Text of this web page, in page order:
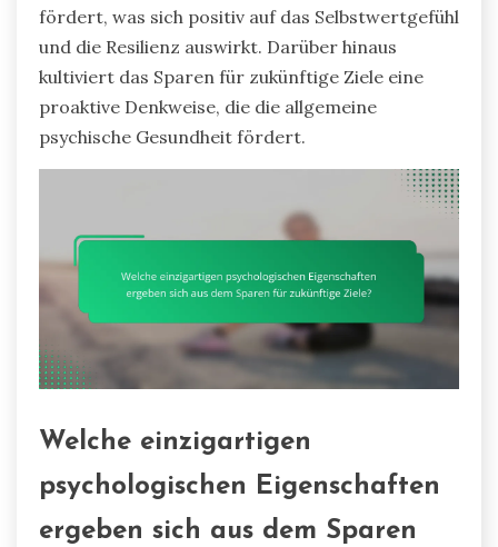
fördert, was sich positiv auf das Selbstwertgefühl
und die Resilienz auswirkt. Darüber hinaus
kultiviert das Sparen für zukünftige Ziele eine
proaktive Denkweise, die die allgemeine
psychische Gesundheit fördert.
Welche einzigartigen
psychologischen Eigenschaften
ergeben sich aus dem Sparen